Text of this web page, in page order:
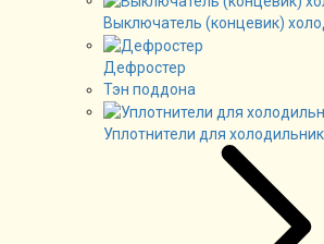
Выключатель (концевик)
Дефростер
Тэн поддона
Уплотнители для